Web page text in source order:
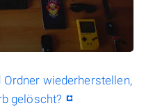
Ordner wiederherstellen,
gelöscht?